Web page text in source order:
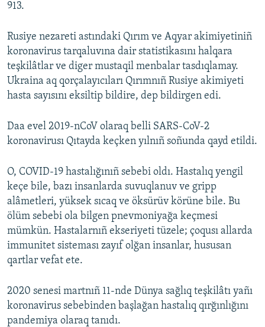
913.
Rusiye nezareti astındaki Qırım ve Aqyar akimiyetiniñ
koronavirus tarqaluvına dair statistikasını halqara
teşkilâtlar ve diger mustaqil menbalar tasdıqlamay.
Ukraina aq qorçalayıcıları Qırımnıñ Rusiye akimiyeti
hasta sayısını eksiltip bildire, dep bildirgen edi.
Daa evel 2019-nCoV olaraq belli SARS-CoV-2
koronavirusı Qıtayda keçken yılnıñ soñunda qayd etildi.
O, COVID-19 hastalığınıñ sebebi oldı. Hastalıq yengil
keçe bile, bazı insanlarda suvuqlanuv ve gripp
alâmetleri, yüksek sıcaq ve öksürüv körüne bile. Bu
ölüm sebebi ola bilgen pnevmoniyağa keçmesi
mümkün. Hastalarnıñ ekseriyeti tüzele; çoqusı allarda
immunitet sisteması zayıf olğan insanlar, hususan
qartlar vefat ete.
2020 senesi martnıñ 11-nde Dünya sağlıq teşkilâtı yañı
koronavirus sebebinden başlağan hastalıq qırğınlığını
pandemiya olaraq tanıdı.